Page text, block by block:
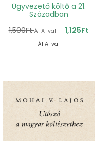
Ügyvezető költő a 21.
Században
1,500Ft ÁFA-val 1,125Ft
ÁFA-val